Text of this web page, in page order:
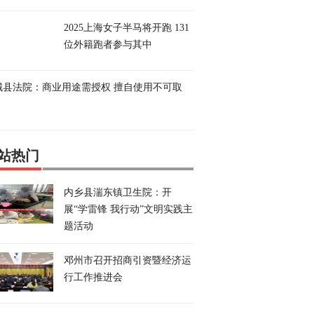
2025上海女子半马将开跑 131
位外籍跑者参与其中
县法院：商业用途需授权 擅自使用不可取
热门
内乡县湍东镇卫生院：开
展“学雷锋 我行动”文明实践主
题活动
邓州市召开招商引资暨经济运
行工作推进会